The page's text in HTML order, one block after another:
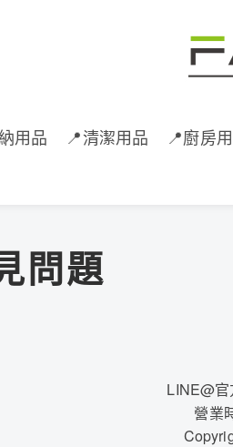
用品 📍清潔用品 📍廚房
問題
LINE@
營業